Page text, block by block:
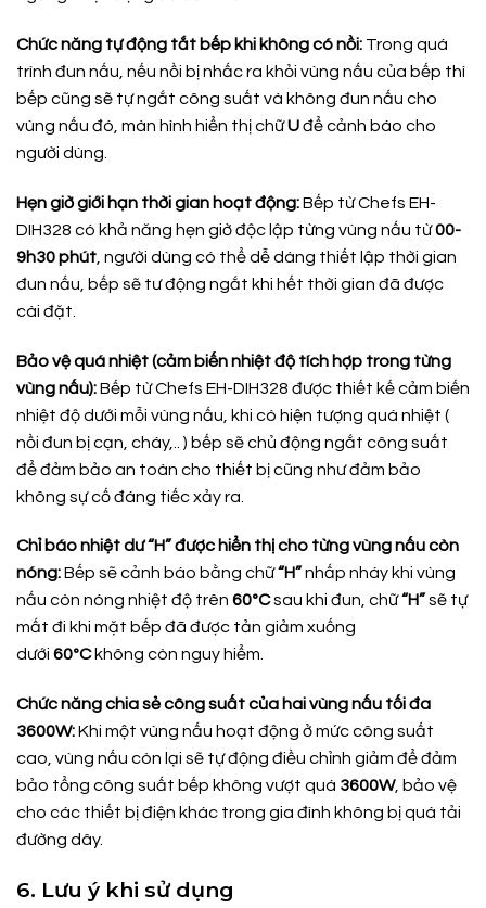
Chức năng tự động tắt bếp khi không có nồi: Trong quá
trình đun nấu, nếu nồi bị nhấc ra khỏi vùng nấu của bếp thì
bếp cũng sẽ tự ngắt công suất và không đun nấu cho
vùng nấu đó, màn hình hiển thị chữUđể cảnh báo cho
người dùng.
Hẹn giờ giới hạn thời gian hoạt động:Bếp từ Chefs EH-
DIH328 có khả năng hẹn giờ độc lập từng vùng nấu từ00-
9h30 phút , người dùng có thể dễ dàng thiết lập thời gian
đun nấu, bếp sẽ tư động ngắt khi hết thời gian đã được
cài đặt.
Bảo vệ quá nhiệt (cảm biến nhiệt độ tích hợp trong từng
vùng nấu):Bếp từ Chefs EH-DIH328 được thiết kế cảm biến
nhiệt độ dưới mỗi vùng nấu, khi có hiện tượng quá nhiệt (
nồi đun bị cạn, cháy,.. ) bếp sẽ chủ động ngắt công suất
để đảm bảo an toàn cho thiết bị cũng như đảm bảo
không sự cố đáng tiếc xảy ra.
Chỉ báo nhiệt dư “H” được hiển thị cho từng vùng nấu còn
nóng:Bếp sẽ cảnh báo bằng chữ“H”nhấp nháy khi vùng
nấu còn nóng nhiệt độ trên 60ºCsau khi đun, chữ“H”sẽ tự
mất đi khi mặt bếp đã được tản giảm xuống
dưới 60ºCkhông còn nguy hiểm.
Chức năng chia sẻ công suất của hai vùng nấu tối đa
3600W:Khi một vùng nấu hoạt động ở mức công suất
cao, vùng nấu còn lại sẽ tự động điều chỉnh giảm để đảm
bảo tổng công suất bếp không vượt quá 3600W, bảo vệ
cho các thiết bị điện khác trong gia đình không bị quá tải
đường dây.
6. Lưu ý khi sử dụng